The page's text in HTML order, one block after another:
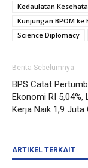
Kedaulatan
Kunjungan BPOM ke
Science Diplomacy
Berita Sebelumnya
BPS Catat
Ekonomi RI 5,04%,
Kerja Naik 1,9 Juta
ARTIKEL TERKAIT